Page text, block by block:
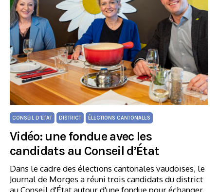
CONSEIL D'ETAT DISTRICT ÉLECTIONS CANTONALES
Vidéo: une fondue avec les
candidats au Conseil d’État
Dans le cadre des élections cantonales vaudoises, le
Journal de Morges a réuni trois candidats du district
au Conseil d'État autour d'une fondue pour échanger.